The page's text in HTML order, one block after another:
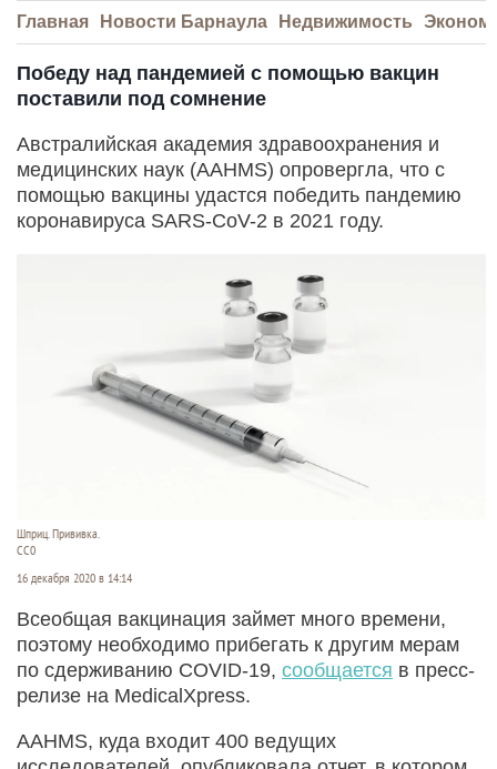
Главная Новости Барнаула Недвижимость
Победу над пандемией с помощью вакцин
поставили под сомнение
Австралийская академия здравоохранения и
медицинских наук (AAHMS) опровергла, что с
помощью вакцины удастся победить пандемию
коронавируса SARS-CoV-2 в 2021 году.
Шприц. Прививка.
СС0
16 декабря 2020 в 14:14
Всеобщая вакцинация займет много времени,
поэтому необходимо прибегать к другим мерам
по сдерживанию COVID-19, сообщается в пресс-
релизе на MedicalXpress.
AAHMS, куда входит 400 ведущих